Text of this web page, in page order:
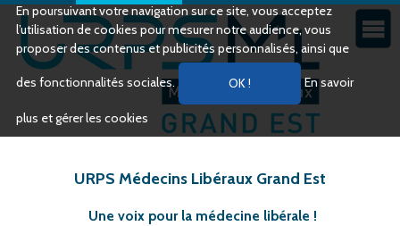
En poursuivant votre navigation sur ce site, vous acceptez
l’utilisation de cookies pour mesurer notre audience, vous
proposer des contenus et publicités personnalisés, ainsi que
des fonctionnalités sociales. En savoir
plus et gérer les cookies
URPS Médecins Libéraux Grand Est
Une voix pour la médecine libérale !